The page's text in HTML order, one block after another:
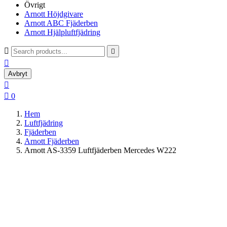
Övrigt
Arnott Höjdgivare
Arnott ABC Fjäderben
Arnott Hjälpluftfjädring
 

Avbryt

 0
Hem
Luftfjädring
Fjäderben
Arnott Fjäderben
Arnott AS-3359 Luftfjäderben Mercedes W222